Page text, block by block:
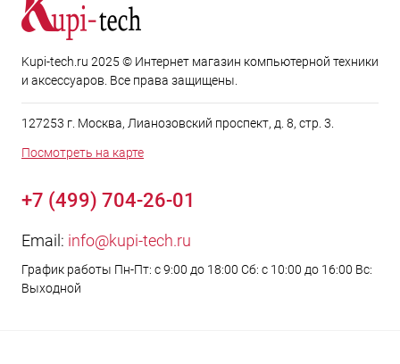
Kupi-tech.ru 2025 © Интернет магазин компьютерной техники
и аксессуаров. Все права защищены.
127253 г. Москва, Лианозовский проспект, д. 8, стр. 3.
Посмотреть на карте
+7 (499) 704-26-01
Email: info@kupi-tech.ru
График работы Пн-Пт: с 9:00 до 18:00 Сб: с 10:00 до 16:00 Вс:
Выходной